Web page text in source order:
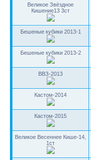
Великое Звёздное
Кишение13 3ст
Бешеные кубики 2013-1
Бешеные кубики 2013-2
ВВЗ-2013
Кастом-2014
Кастом-2015
Великое Весеннее Кише-14,
1ст